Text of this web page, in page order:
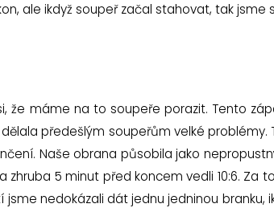
ale ikdyž soupeř začal stahovat, tak jsme
že máme na to soupeře porazit. Tento
předešlým soupeřům velké problémy.
Naše obrana působila jako
5 minut před koncem vedli 10:6.
nedokázali dát jednu jedninou branku,